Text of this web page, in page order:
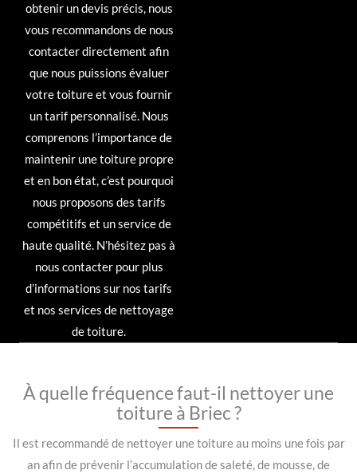
obtenir un devis précis, nous
vous recommandons de nous
contacter directement afin
que nous puissions évaluer
votre toiture et vous fournir
un tarif personnalisé. Nous
comprenons l’importance de
maintenir une toiture propre
et en bon état, c’est pourquoi
nous proposons des tarifs
compétitifs et un service de
haute qualité. N’hésitez pas à
nous contacter pour plus
d’informations sur nos tarifs
et nos services de nettoyage
de toiture.
À quelle fréquence faut-il nettoyer une
toiture à Briec ?
Il est recommandé de nettoyer une toiture au moins une fois par
an afin de prévenir l’accumulation de saleté, de mousse, de